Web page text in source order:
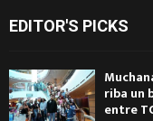
EDITOR'S PICKS
riba un
entre